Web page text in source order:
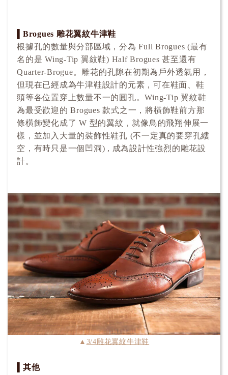
▌Brogues 雕花翼紋牛津鞋
根據孔的數量與分部區域，分為 Full Brogues (最有
名的是 Wing-Tip 翼紋鞋) Half Brogues 甚至還有
Quarter-Brogue。雕花的孔隙在初期為戶外透氣用，
但現在已經成為牛津鞋設計的元素，可在鞋面、鞋
頭等各位置穿上數量不一的圓孔。Wing-Tip 翼紋鞋
為最受歡迎的 Brogues 款式之一，將橫飾鞋前方那
條橫飾變化成了 W 型的翼紋，就像鳥的飛翔伸展一
樣，並加入大量的裝飾性鞋孔 (不一定真的要穿孔縷
空，有時只是一個凹洞) , 成為設計性強烈的雕花設
計。
▲ 3/4雕花翼紋牛津鞋
▌其他